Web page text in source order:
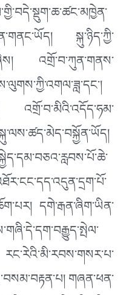
སྐུ་ཉིད་ཀྱི་
འགྲོ་བ་ཀུན་གནས་
འགྲོ་བ་མིའི་འདོད་ཧམ་
དགེ་རྒན་ཞིག་ཡིན་
གཞན་ཕན་